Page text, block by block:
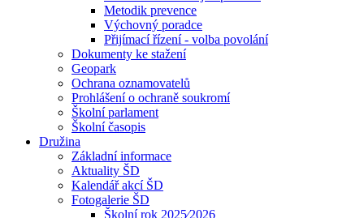
Metodik prevence
Výchovný poradce
Přijímací řízení - volba povolání
Dokumenty ke stažení
Geopark
Ochrana oznamovatelů
Prohlášení o ochraně soukromí
Školní parlament
Školní časopis
Družina
Základní informace
Aktuality ŠD
Kalendář akcí ŠD
Fotogalerie ŠD
Školní rok 2025⁄2026